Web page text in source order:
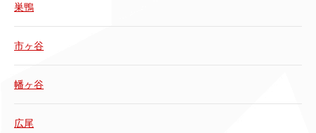
巣鴨
市ヶ谷
幡ヶ谷
広尾